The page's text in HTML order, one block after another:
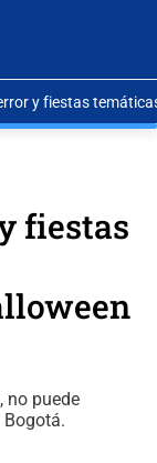
y fiestas
fiestas
no puede
Bogotá.